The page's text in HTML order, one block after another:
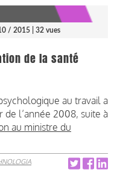
/ 2015 | 32 vues
de la santé
au travail a
l’année 2008, suite à
au ministre du